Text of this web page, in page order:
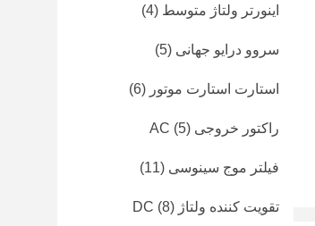
اینورتر ولتاژ متوسط (4)
سروو درایو جهانی (5)
استارت استارت موتور (6)
راکتور خروجی AC (5)
فیلتر موج سینوسی (11)
تقویت کننده ولتاژ DC (8)